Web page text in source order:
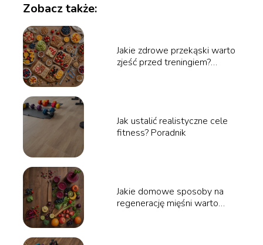
Zobacz także:
Jakie zdrowe przekąski warto
zjeść przed treningiem?
Jak ustalić realistyczne cele
fitness? Poradnik
Jakie domowe sposoby na
regenerację mięśni warto